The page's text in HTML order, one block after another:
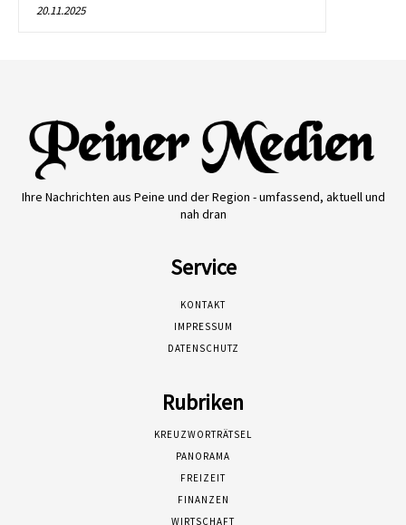
20.11.2025
Ihre Nachrichten aus Peine und der Region - umfassend, aktuell und
nah dran
Service
KONTAKT
IMPRESSUM
DATENSCHUTZ
Rubriken
KREUZWORTRÄTSEL
PANORAMA
FREIZEIT
FINANZEN
WIRTSCHAFT